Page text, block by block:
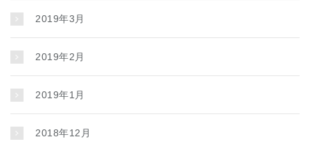
2019年3月
2019年2月
2019年1月
2018年12月